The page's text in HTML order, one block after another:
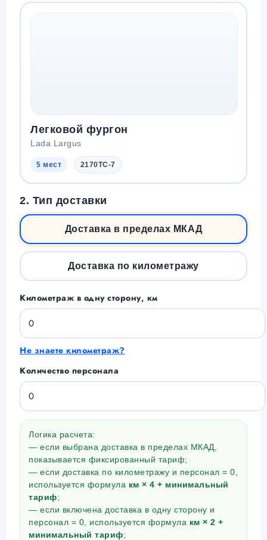
Легковой фургон
Lada Largus
5 мест 2170TC-7
2. Тип доставки
Доставка в пределах МКАД
Доставка по километражу
Километраж в одну сторону, км
Не знаете километраж?
Количество персонала
Логика расчета:
— если выбрана доставка в пределах МКАД,
показывается фиксированный тариф;
— если доставка по километражу и персонал = 0,
используется формула км × 4 + минимальный
тариф;
— если включена доставка в одну сторону и
персонал = 0, используется формула км × 2 +
минимальный тариф;